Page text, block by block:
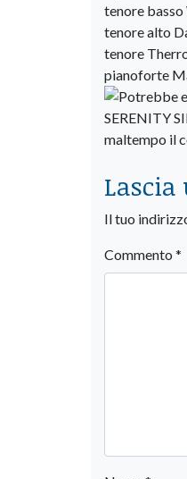
tenore
tenore alto
tenore
pianoforte
Il tuo
Commento *